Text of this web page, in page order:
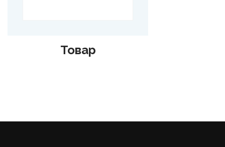
Товар